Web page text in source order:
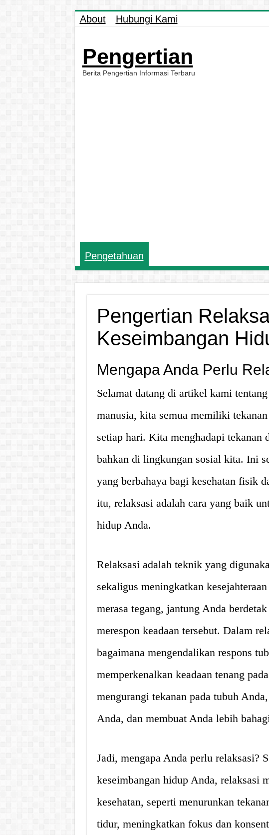
About Hubungi Kami
Pengertian
Berita Pengertian Informasi Terbaru
Pengetahuan
Pengertian
Keseimbangan
Mengapa Anda Perlu
Selamat datang di artikel kami
manusia, kita semua memiliki
setiap hari. Kita menghadapi tekanan
bahkan di lingkungan sosial kita. Ini
yang berbahaya bagi kesehatan fisik
itu, relaksasi adalah cara yang baik
hidup Anda.
Relaksasi adalah teknik yang
sekaligus meningkatkan
merasa tegang, jantung Anda
merespon keadaan tersebut. Dalam
bagaimana mengendalikan respons
memperkenalkan keadaan tenang
mengurangi tekanan pada tubuh
Anda, dan membuat Anda lebih
Jadi, mengapa Anda perlu relaksasi?
keseimbangan hidup Anda, relaksasi
kesehatan, seperti menurunkan
tidur, meningkatkan fokus dan